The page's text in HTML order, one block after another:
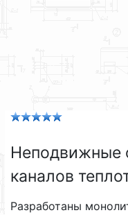
Неподвижные
каналов
Разработаны